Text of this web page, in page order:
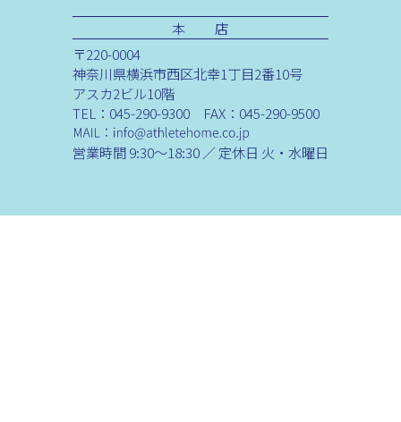
本 店
〒220-0004
神奈川県横浜市西区北幸1丁目2番10号
アスカ2ビル10階
TEL：045-290-9300 FAX：045-290-9500
営業時間 9:30～18:30 ／ 定休日 火・水曜日